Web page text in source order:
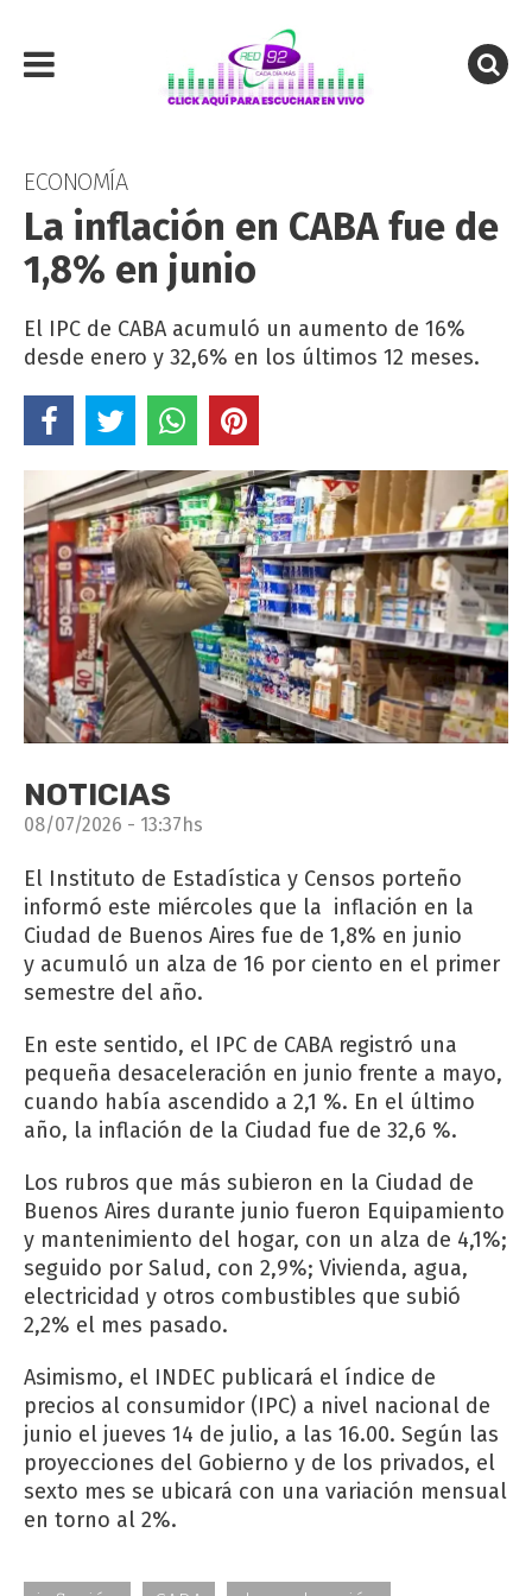
ECONOMÍA
La inflación en CABA fue de
1,8% en junio
El IPC de CABA acumuló un aumento de 16%
desde enero y 32,6% en los últimos 12 meses.
NOTICIAS
08/07/2026 - 13:37hs
El Instituto de Estadística y Censos porteño
informó este miércoles que la inflación en la
Ciudad de Buenos Aires fue de 1,8% en junio
y acumuló un alza de 16 por ciento en el primer
semestre del año.
En este sentido, el IPC de CABA registró una
pequeña desaceleración en junio frente a mayo,
cuando había ascendido a 2,1 %. En el último
año, la inflación de la Ciudad fue de 32,6 %.
Los rubros que más subieron en la Ciudad de
Buenos Aires durante junio fueron Equipamiento
y mantenimiento del hogar, con un alza de 4,1%;
seguido por Salud, con 2,9%; Vivienda, agua,
electricidad y otros combustibles que subió
2,2% el mes pasado.
Asimismo, el INDEC publicará el índice de
precios al consumidor (IPC) a nivel nacional de
junio el jueves 14 de julio, a las 16.00. Según las
proyecciones del Gobierno y de los privados, el
sexto mes se ubicará con una variación mensual
en torno al 2%.